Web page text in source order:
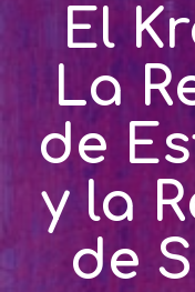
El
La
de
y la
de